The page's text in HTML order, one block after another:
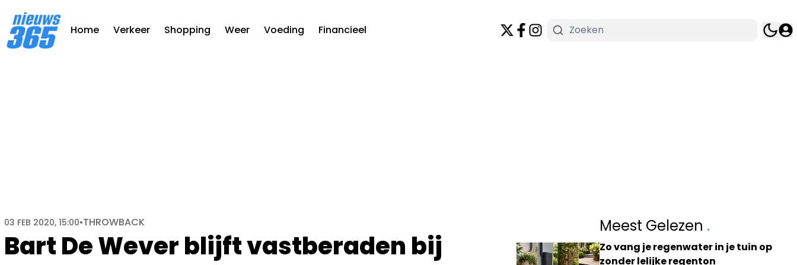
Home Verkeer Shopping Weer Voeding Financieel
Bart De Wever blijft vastberaden bij
03 FEB 2020, 15:00•THROWBACK Meest Gelezen .
Zo vang je regenwater in je tuin op
zonder lelijke regenton